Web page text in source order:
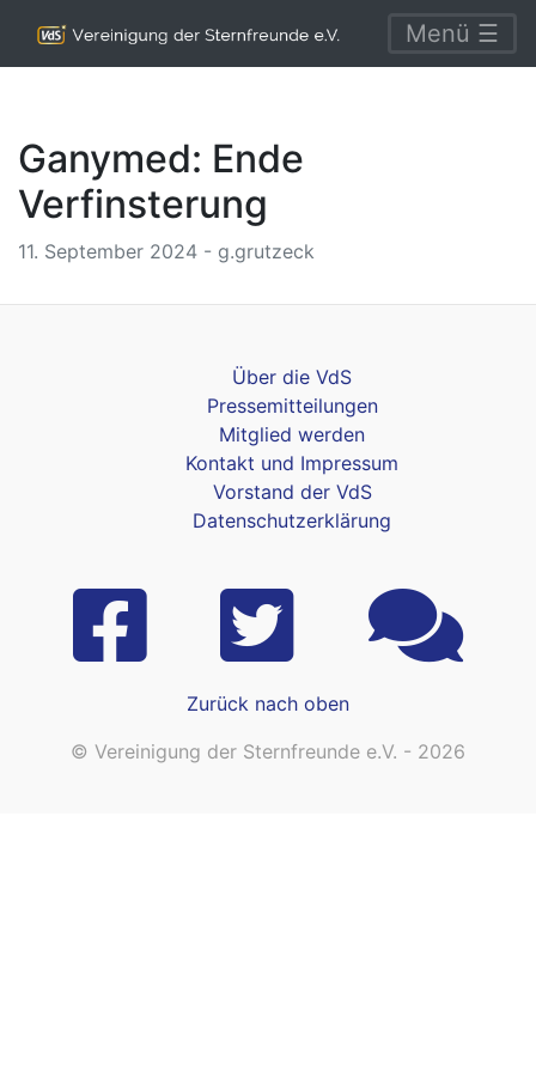
Menü ☰
Ganymed: Ende
Verfinsterung
11. September 2024 - g.grutzeck
Über die VdS
Pressemitteilungen
Mitglied werden
Kontakt und Impressum
Vorstand der VdS
Datenschutzerklärung
Zurück nach oben
© Vereinigung der Sternfreunde e.V. - 2026